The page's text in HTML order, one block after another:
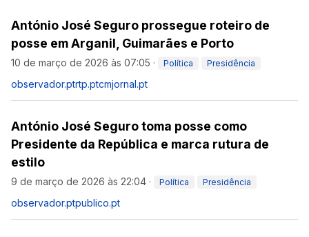
António José Seguro prossegue roteiro de
posse em Arganil, Guimarães e Porto
10 de março de 2026 às 07:05 · Política Presidência
observador.ptrtp.ptcmjornal.pt
António José Seguro toma posse como
Presidente da República e marca rutura de
estilo
9 de março de 2026 às 22:04 · Política Presidência
observador.ptpublico.pt